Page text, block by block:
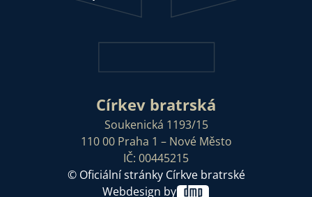
Církev bratrská
Soukenická 1193/15
110 00 Praha 1 – Nové Město
IČ: 00445215
© Oficiální stránky Církve bratrské
Webdesign by